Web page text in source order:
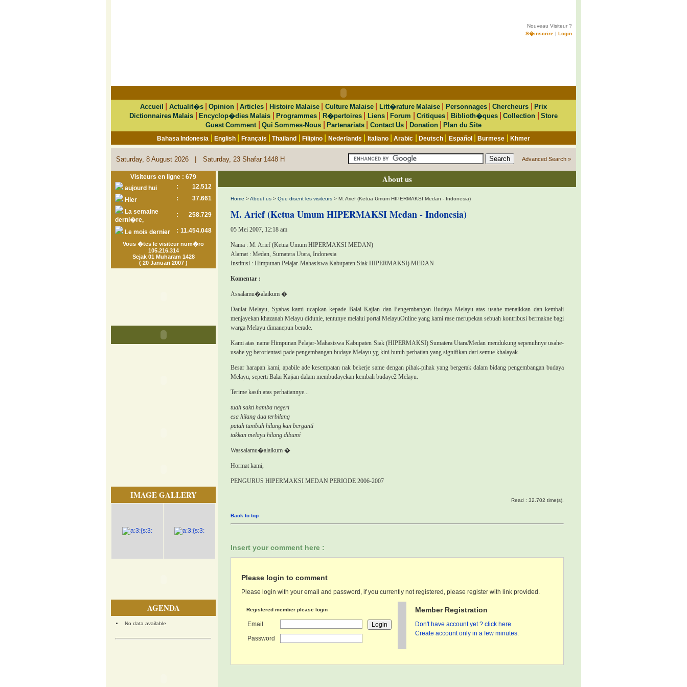
Nouveau Visiteur ?
S�inscrire | Login
Accueil Actualit�s|Opinion Articles| Histoire Malaise| Culture Malaise Litt�rature Malaise Personnages|Chercheurs |Prix
Dictionnaires Malais |Encyclop�dies Malais |Programmes R�pertoires| Liens|Forum Critiques| Biblioth�ques|Collection
Store
Guest Comment
Qui Sommes-Nous Partenariats Contact Us Donation|Plan du Site
Bahasa Indonesia |English Français |Thailand |Filipino Nederlands Italiano|Arabic Deutsch| Español|Burmese Khmer
Saturday, 8 August 2026 | Saturday, 23 Shafar 1448 H Advanced Search »
Visiteurs en ligne : 679
aujourd hui
:
12.512
Hier
:
37.661
La semaine
derni�re,
: 258.729
Le mois dernier : 11.454.048
Vous �tes le visiteur num�ro
105.216.314
Sejak 01 Muharam 1428
( 20 Januari 2007 )
IMAGE GALLERY
AGENDA
No data available
About us
Home >About us > Que disent les visiteurs > M. Arief (Ketua Umum HIPERMAKSI Medan - Indonesia)
M. Arief (Ketua Umum HIPERMAKSI Medan - Indonesia)
05 Mei 2007, 12:18 am
Nama : M. Arief (Ketua Umum HIPERMAKSI MEDAN)
Alamat : Medan, Sumatera Utara, Indonesia
Institusi : Himpunan Pelajar-Mahasiswa Kabupaten Siak HIPERMAKSI) MEDAN
Komentar :
Assalamu�alaikum �
Daulat Melayu, Syabas kami ucapkan kepade Balai Kajian dan Pengembangan Budaya Melayu atas usahe menaikkan dan kembali
menjayekan khazanah Melayu didunie, tentunye melalui portal MelayuOnline yang kami rase merupekan sebuah kontribusi bermakne bagi
warga Melayu dimanepun berade.
Kami atas name Himpunan Pelajar-Mahasiswa Kabupaten Siak (HIPERMAKSI) Sumatera Utara/Medan mendukung sepenuhnye usahe-
usahe yg berorientasi pade pengembangan budaye Melayu yg kini butuh perhatian yang signifikan dari semue khalayak.
Besar harapan kami, apabile ade kesempatan nak bekerje same dengan pihak-pihak yang bergerak dalam bidang pengembangan budaya
Melayu, seperti Balai Kajian dalam membudayekan kembali budaye2 Melayu.
Terime kasih atas perhatiannye...
tuah sakti hamba negeri
esa hilang dua terbilang
patah tumbuh hilang kan berganti
takkan melayu hilang dibumi
Wassalamu�alaikum �
Hormat kami,
PENGURUS HIPERMAKSI MEDAN PERIODE 2006-2007
Read : 32.702 time(s).
Back to top
Insert your comment here :
Please login to comment
Please login with your email and password, if you currently not registered, please register with link provided.
Registered member please login
Email
Password
Member Registration
Don't have account yet ? click here
Create account only in a few minutes.